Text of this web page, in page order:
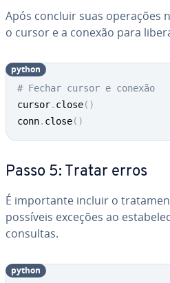
Após concluir suas operações
o cursor e a conexão para
# Fechar cursor e conexão
cursor. close( )
conn. close( )
python
Passo 5: Tratar erros
É im­por­tante incluir o
possíveis exceções ao
consultas.
python